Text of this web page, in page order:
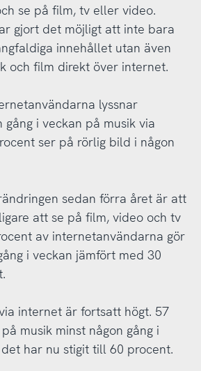
se på film, tv eller video.
gjort det möjligt att inte bara
innehållet utan även
och film direkt över internet.
lyssnar
gång i veckan på musik via
ser på rörlig bild i någon
sedan förra året är att
att se på film, video och tv
av internetanvändarna gör
i veckan jämfört med 30
internet är fortsatt högt. 57
musik minst någon gång i
har nu stigit till 60 procent.